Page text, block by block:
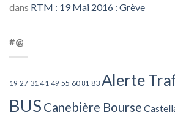
dans RTM : 19 Mai 2016 : Grève
#@
19 27 31 41 49 55 60 81 83 Alerte
BUS Canebière Bourse